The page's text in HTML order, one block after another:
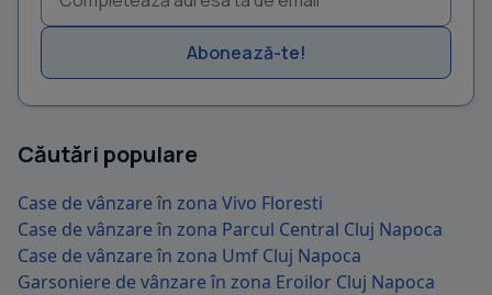
Abonează-te!
Căutări populare
Case de vânzare în zona Vivo Floresti
Case de vânzare în zona Parcul Central Cluj Napoca
Case de vânzare în zona Umf Cluj Napoca
Garsoniere de vânzare în zona Eroilor Cluj Napoca